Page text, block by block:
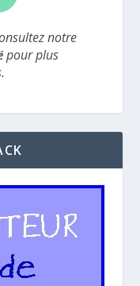
notre
pour plus